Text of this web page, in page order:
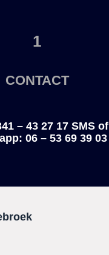
1
CONTACT
– 43 27 17 SMS of
06 – 53 69 39 03